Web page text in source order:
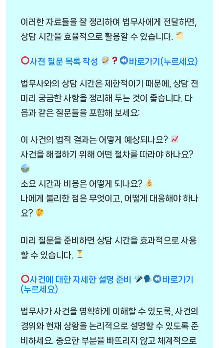
이러한 자료들을 잘 정리하여 법무사에게 전달하면,
상담 시간을 효율적으로 활용할 수 있습니다.
사전 질문 목록 작성 바로가기(누르세요)
법무사와의 상담 시간은 제한적이기 때문에, 상담 전
미리 궁금한 사항을 정리해 두는 것이 좋습니다. 다
음과 같은 질문들을 포함해 보세요:
이 사건의 법적 결과는 어떻게 예상되나요?
사건을 해결하기 위해 어떤 절차를 따라야 하나요?
소요 시간과 비용은 어떻게 되나요?
나에게 불리한 점은 무엇이고, 어떻게 대응해야 하나
요?
미리 질문을 준비하면 상담 시간을 효과적으로 사용
할 수 있습니다.
사건에 대한 자세한 설명 준비
바로가기
(누르세요)
법무사가 사건을 명확하게 이해할 수 있도록, 사건의
경위와 현재 상황을 논리적으로 설명할 수 있도록 준
비하세요. 중요한 부분을 빠뜨리지 않고 체계적으로